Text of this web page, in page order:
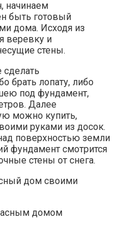
начинаем
быть готовый
дома. Исходя из
веревку и
стены.
брать лопату, либо
под фундамент,
Далее
можно купить,
руками из досок.
поверхностью земли
фундамент смотрится
стены от снега.
домом